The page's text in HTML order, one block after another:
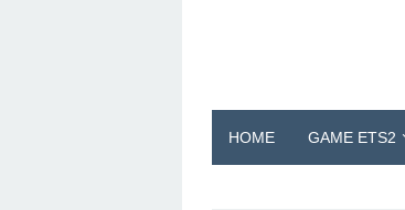
HOME GAME ETS2